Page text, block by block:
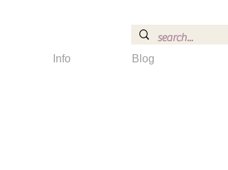
Info Blog